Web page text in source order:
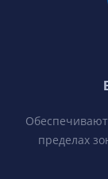
пределах